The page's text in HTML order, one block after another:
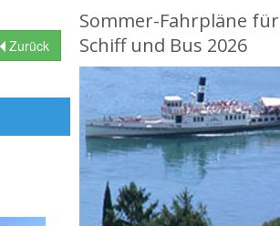
Zurück
Sommer-Fahrpläne für
Schiff und Bus 2026